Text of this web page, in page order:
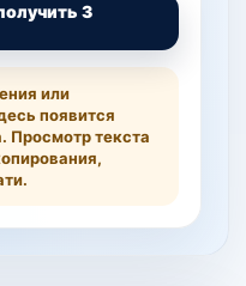
3
или
появится
Просмотр текста